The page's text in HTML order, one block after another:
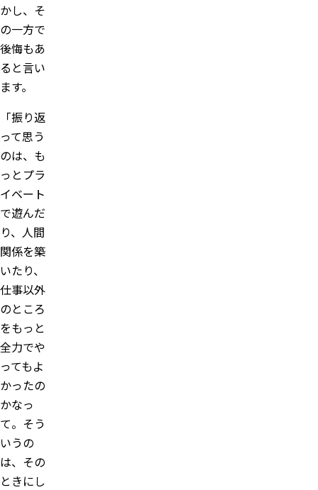
かし、そ
の一方で
後悔もあ
ると言い
ます。
「振り返
って思う
のは、も
っとプラ
イベート
で遊んだ
り、人間
関係を築
いたり、
仕事以外
のところ
をもっと
全力でや
ってもよ
かったの
かなっ
て。そう
いうの
は、その
ときにし